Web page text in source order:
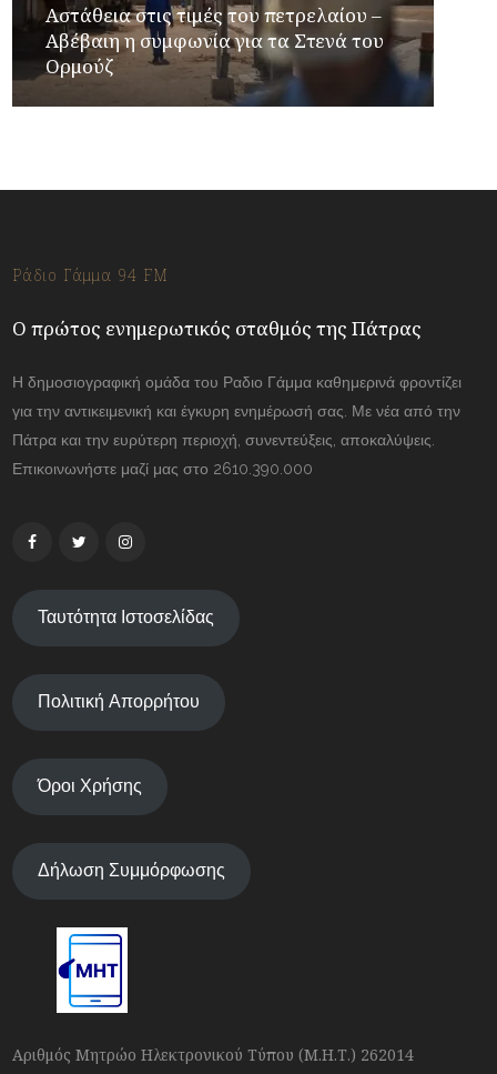
Αστάθεια στις τιμές του πετρελαίου –
Αβέβαιη η συμφωνία για τα Στενά του
Ορμούζ
Ράδιο Γάμμα 94 FM
Ο πρώτος ενημερωτικός σταθμός της Πάτρας
Η δημοσιογραφική ομάδα του Ραδιο Γάμμα καθημερινά φροντίζει
για την αντικειμενική και έγκυρη ενημέρωσή σας. Με νέα από την
Πάτρα και την ευρύτερη περιοχή, συνεντεύξεις, αποκαλύψεις.
Επικοινωνήστε μαζί μας στο 2610.390.000
Ταυτότητα Ιστοσελίδας
Πολιτική Απορρήτου
Όροι Χρήσης
Δήλωση Συμμόρφωσης
Αριθμός Μητρώο Ηλεκτρονικού Τύπου (Μ.Η.Τ.) 262014